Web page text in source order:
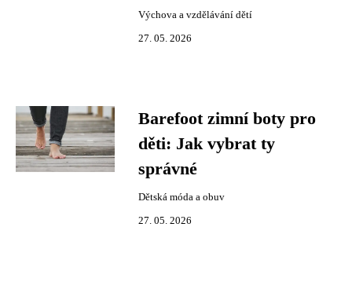
Výchova a vzdělávání dětí
27. 05. 2026
Barefoot zimní boty pro
děti: Jak vybrat ty
správné
Dětská móda a obuv
27. 05. 2026